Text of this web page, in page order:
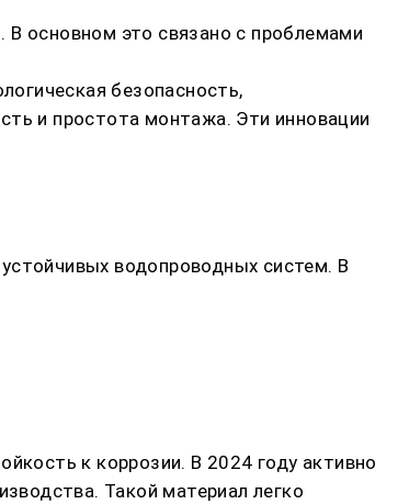
основном это связано с проблемами
безопасность,
и простота монтажа. Эти инновации
водопроводных систем. В
к коррозии. В 2024 году активно
Такой материал легко